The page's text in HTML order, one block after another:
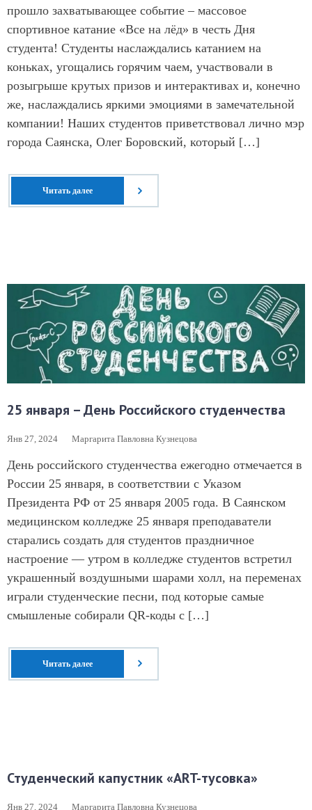
прошло захватывающее событие – массовое
спортивное катание «Все на лёд» в честь Дня
студента! Студенты наслаждались катанием на
коньках, угощались горячим чаем, участвовали в
розыгрыше крутых призов и интерактивах и, конечно
же, наслаждались яркими эмоциями в замечательной
компании! Наших студентов приветствовал лично мэр
города Саянска, Олег Боровский, который […]
Читать далее
25 января – День Российского студенчества
Янв 27, 2024 Маргарита Павловна Кузнецова
День российского студенчества ежегодно отмечается в
России 25 января, в соответствии с Указом
Президента РФ от 25 января 2005 года. В Саянском
медицинском колледже 25 января преподаватели
старались создать для студентов праздничное
настроение — утром в колледже студентов встретил
украшенный воздушными шарами холл, на переменах
играли студенческие песни, под которые самые
смышленые собирали QR-коды с […]
Читать далее
Студенческий капустник «ART-тусовка»
Янв 27, 2024 Маргарита Павловна Кузнецова